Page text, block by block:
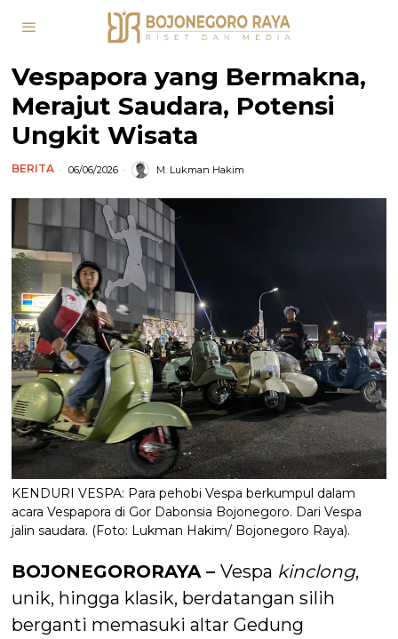
Vespapora yang Bermakna,
Merajut Saudara, Potensi
Ungkit Wisata
BERITA 06/06/2026 M. Lukman Hakim
KENDURI VESPA: Para pehobi Vespa berkumpul dalam
acara Vespapora di Gor Dabonsia Bojonegoro. Dari Vespa
jalin saudara. (Foto: Lukman Hakim/ Bojonegoro Raya).
BOJONEGORORAYA –Vespa kinclong,
unik, hingga klasik, berdatangan silih
berganti memasuki altar Gedung